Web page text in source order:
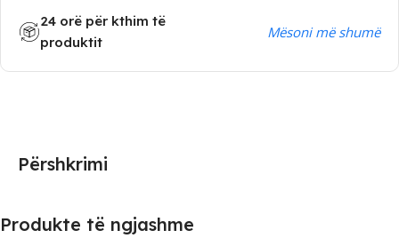
24 orë për kthim të
produktit
Mësoni më shumë
Përshkrimi
Produkte të ngjashme